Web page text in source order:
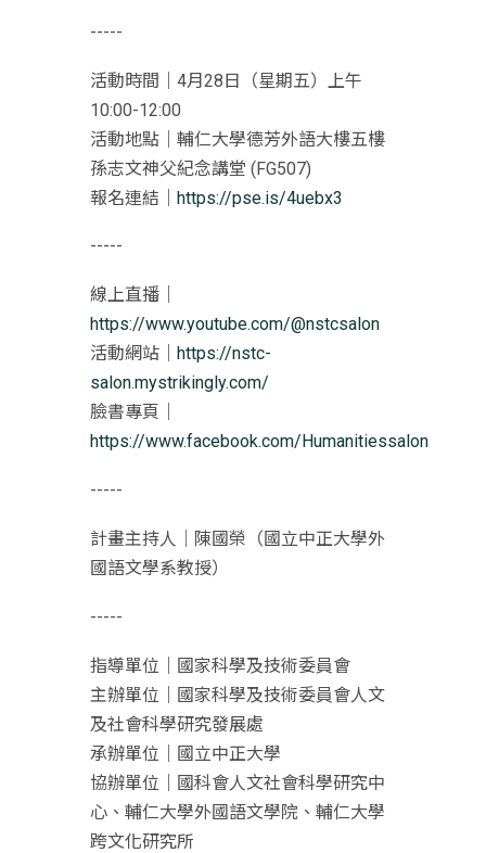
-----
活動時間｜4月28日（星期五）上午
10:00-12:00
活動地點｜輔仁大學德芳外語大樓五樓
孫志文神父紀念講堂 (FG507)
報名連結｜ https://pse.is/4uebx3
-----
線上直播｜
https://www.youtube.com/@nstcsalon
活動網站｜
https://nstc-
salon.mystrikingly.com/
臉書專頁｜
https://www.facebook.com/Humanitiessalon
-----
計畫主持人｜陳國榮（國立中正大學外
國語文學系教授）
-----
指導單位｜國家科學及技術委員會
主辦單位｜國家科學及技術委員會人文
及社會科學研究發展處
承辦單位｜國立中正大學
協辦單位｜國科會人文社會科學研究中
心、輔仁大學外國語文學院、輔仁大學
跨文化研究所